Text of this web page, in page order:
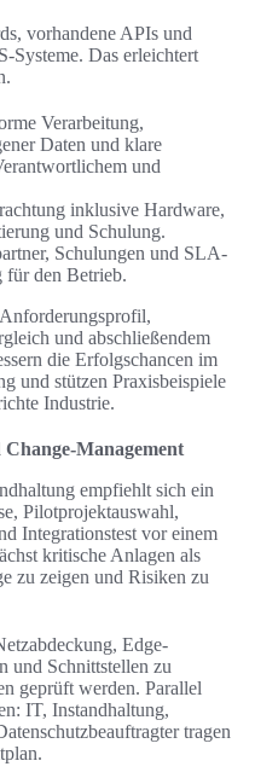
vorhandene APIs und
Systeme. Das erleichtert
Verarbeitung,
Daten und klare
und
inklusive Hardware,
und Schulung.
Schulungen und SLA-
für den Betrieb.
und abschließendem
die Erfolgschancen im
und stützen Praxisbeispiele
Industrie.
Management
empfiehlt sich ein
Pilotprojektauswahl,
Integrationstest vor einem
kritische Anlagen als
zu zeigen und Risiken zu
Edge-
und Schnittstellen zu
geprüft werden. Parallel
IT, Instandhaltung,
tragen